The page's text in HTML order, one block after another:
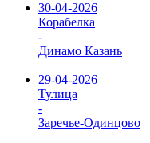
30-04-2026
Корабелка
-
Динамо Казань
29-04-2026
Тулица
-
Заречье-Одинцово